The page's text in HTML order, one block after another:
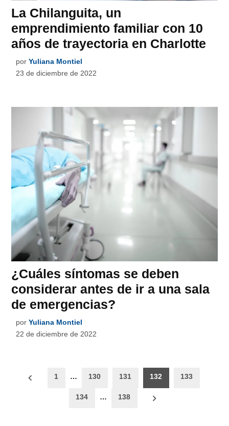
La Chilanguita, un
emprendimiento familiar con 10
años de trayectoria en Charlotte
por Yuliana Montiel
23 de diciembre de 2022
¿Cuáles síntomas se deben
considerar antes de ir a una sala
de emergencias?
por Yuliana Montiel
22 de diciembre de 2022
Paginación
1 … 130 131 132 133
134 … 138